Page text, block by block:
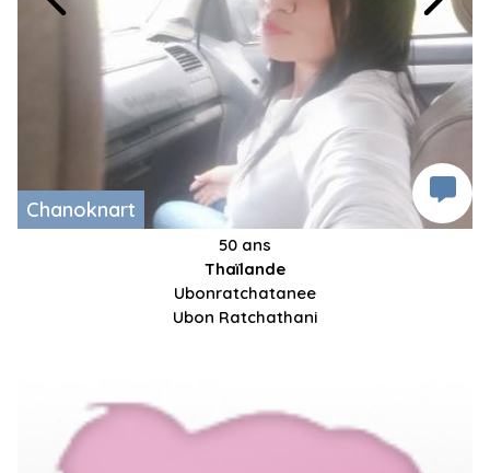
Chanoknart
50 ans
Thaïlande
Ubonratchatanee
Ubon Ratchathani